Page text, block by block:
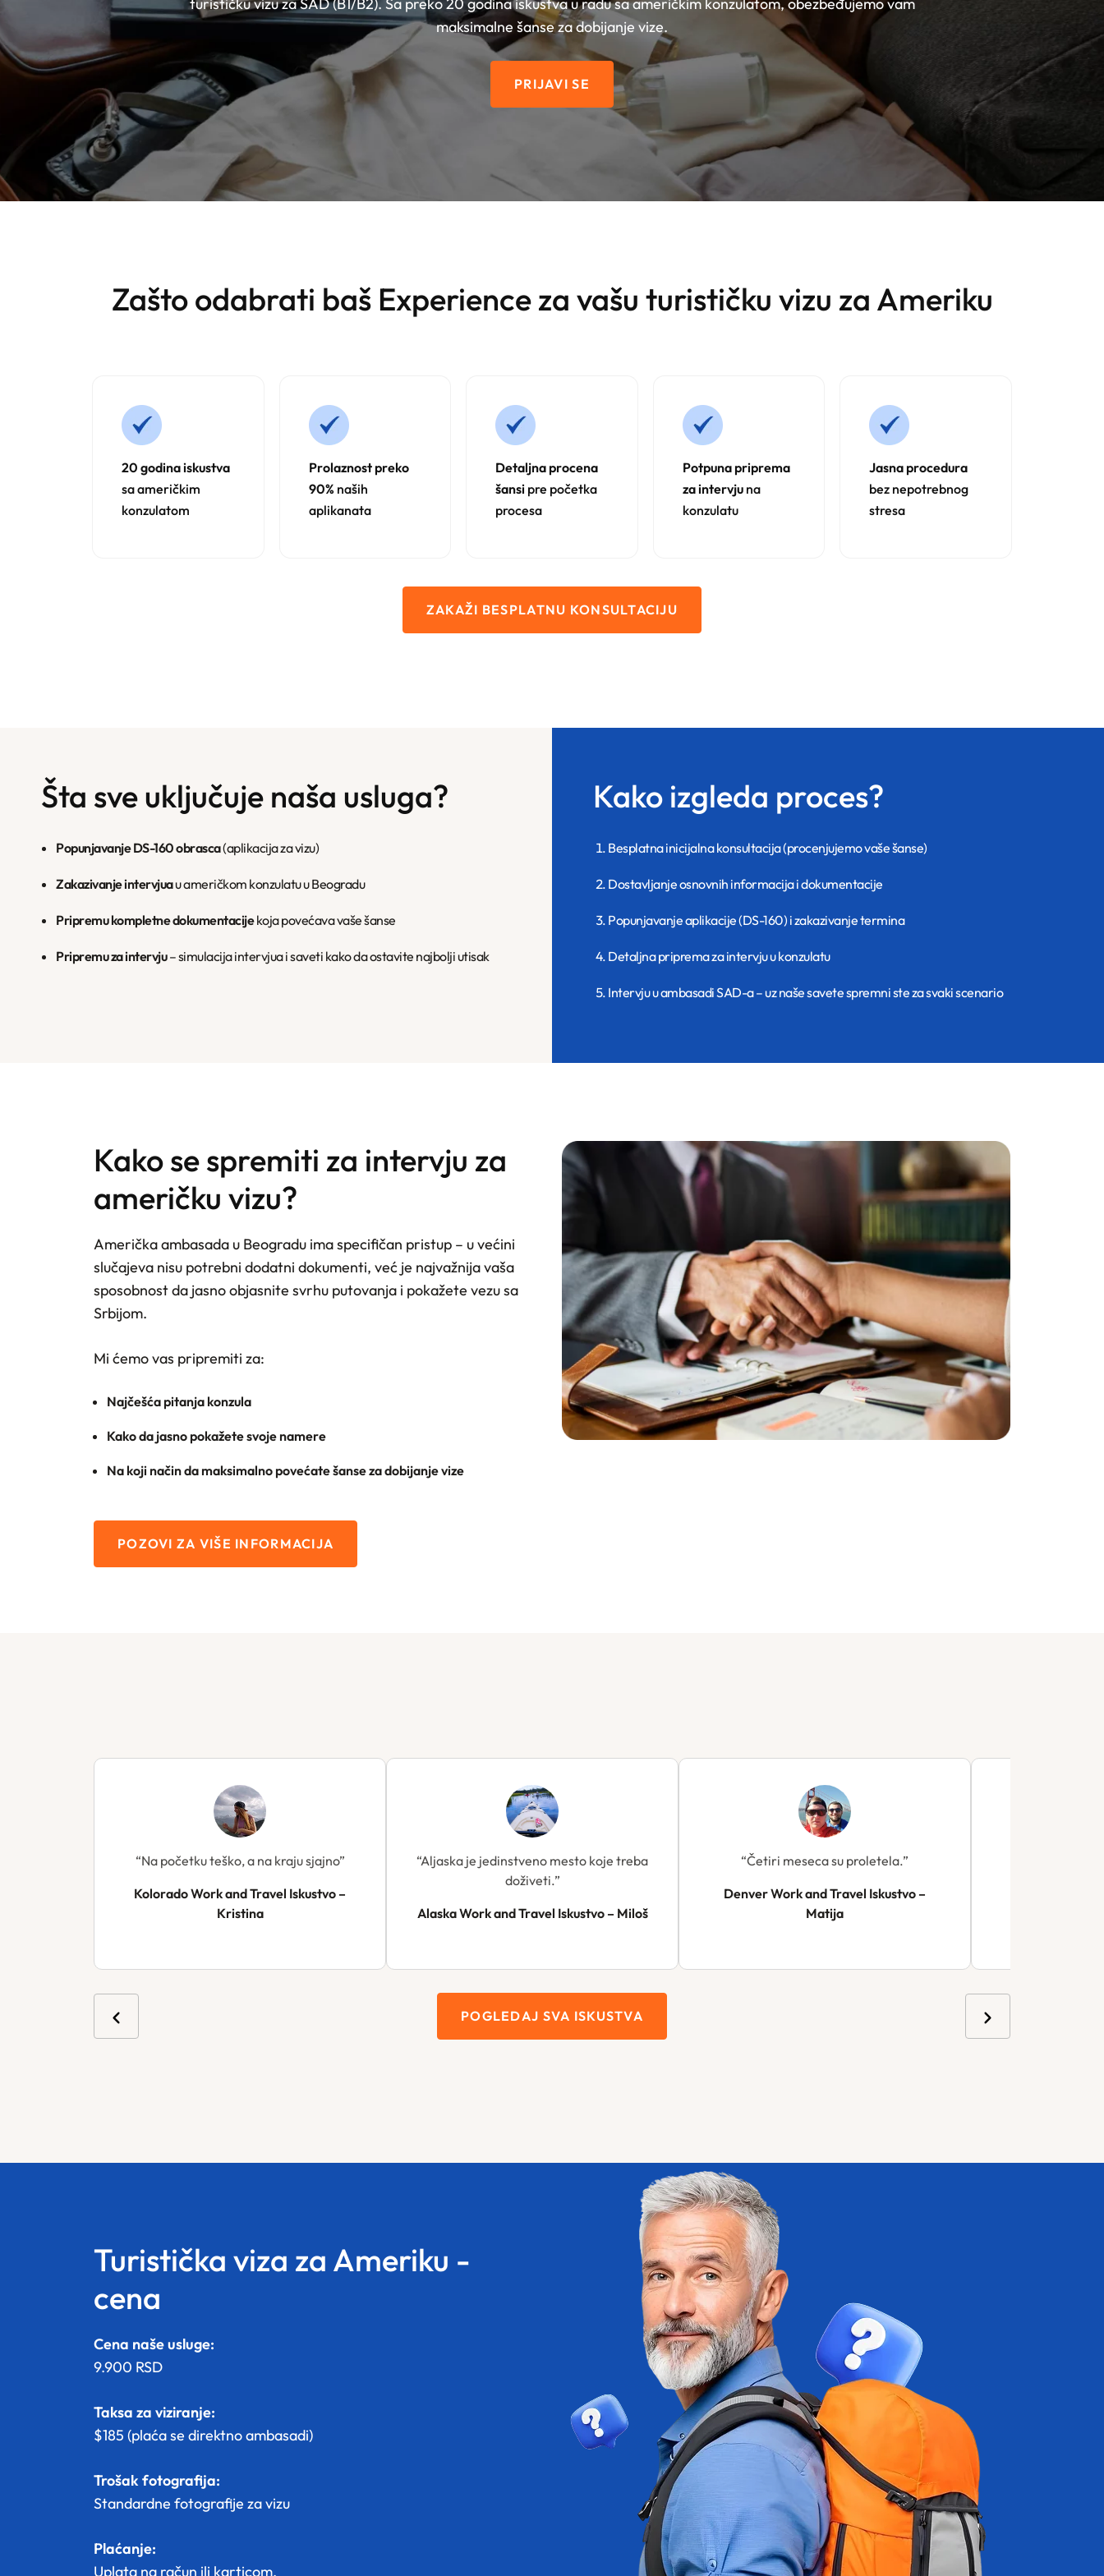
maksimalne šanse za dobijanje vize.
PRIJAVI SE
Zašto odabrati baš Experience za vašu turističku vizu za Ameriku
20 godina iskustva
sa američkim
konzulatom
Prolaznost preko
90%naših
aplikanata
Detaljna procena
šansi pre početka
procesa
Potpuna priprema
za intervjuna
konzulatu
Jasna procedura
bez nepotrebnog
stresa
ZAKAŽI BESPLATNU KONSULTACIJU
Šta sve uključuje naša usluga?
Popunjavanje DS-160 obrasca(aplikacija za vizu)
Zakazivanje intervjuau američkom konzulatu u Beogradu
Pripremu kompletne dokumentacijekoja povećava vaše šanse
Pripremu za intervju– simulacija intervjua i saveti kako da ostavite najbolji utisak
Kako izgleda proces?
Besplatna inicijalna konsultacija (procenjujemo vaše šanse)
Dostavljanje osnovnih informacija i dokumentacije
Popunjavanje aplikacije (DS-160) i zakazivanje termina
Detaljna priprema za intervju u konzulatu
Intervju u ambasadi SAD-a – uz naše savete spremni ste za svaki scenario
Kako se spremiti za intervju za
američku vizu?
Američka ambasada u Beogradu ima specifičan pristup – u većini
slučajeva nisu potrebni dodatni dokumenti, već je najvažnija vaša
sposobnost da jasno objasnite svrhu putovanja i pokažete vezu sa
Srbijom.
Mi ćemo vas pripremiti za:
Najčešća pitanja konzula
Kako da jasno pokažete svoje namere
Na koji način da maksimalno povećate šanse za dobijanje vize
POZOVI ZA VIŠE INFORMACIJA
“Na početku teško, a na kraju sjajno”
Kolorado Work and Travel Iskustvo –
Kristina
“Aljaska je jedinstveno mesto koje treba
doživeti.”
Alaska Work and Travel Iskustvo – Miloš
“Četiri meseca su proletela.”
Denver Work and Travel Iskustvo –
Matija
POGLEDAJ SVA ISKUSTVA
Turistička viza za Ameriku -
cena
Cena naše usluge:
9.900 RSD
Taksa za viziranje:
$185 (plaća se direktno ambasadi)
Trošak fotografija:
Standardne fotografije za vizu
Plaćanje:
Uplata na račun ili karticom.